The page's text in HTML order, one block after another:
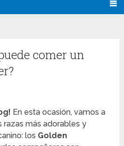
comer un
En esta ocasión, vamos a
razas más adorables y
los Golden